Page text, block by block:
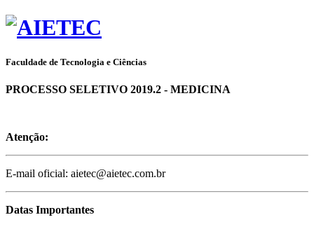
Faculdade de Tecnologia e Ciências
PROCESSO SELETIVO 2019.2 - MEDICINA
Atenção:
E-mail oficial: aietec@aietec.com.br
Datas Importantes